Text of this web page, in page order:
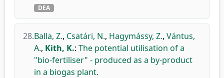
DEA
28.Balla, Z., Csatári, N., Hagymássy, Z., Vántus,
A., Kith, K.: The potential utilisation of a
"bio-fertiliser" - produced as a by-product
in a biogas plant.